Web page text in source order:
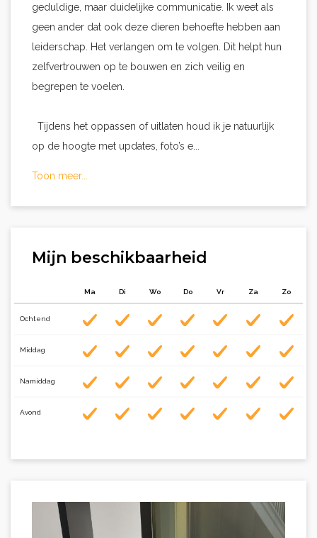
geduldige, maar duidelijke communicatie. Ik weet als
geen ander dat ook deze dieren behoefte hebben aan
leiderschap. Het verlangen om te volgen. Dit helpt hun
zelfvertrouwen op te bouwen en zich veilig en
begrepen te voelen.
Tijdens het oppassen of uitlaten houd ik je natuurlijk
op de hoogte met updates, foto’s e...
Toon meer...
Mijn beschikbaarheid
Ma Di Wo Do Vr Za Zo
Ochtend
Middag
Namiddag
Avond